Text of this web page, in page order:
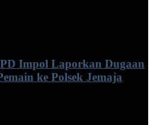
Impol Laporkan Dugaan
ke Polsek Jemaja